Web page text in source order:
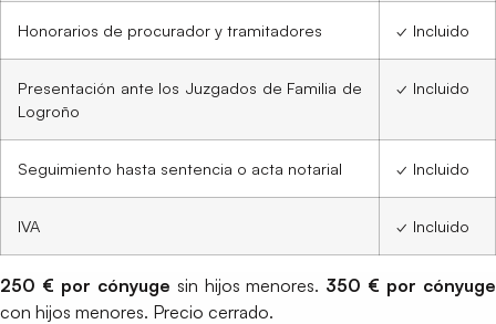
Honorarios de procurador y tramitadores ✓ Incluido
Presentación ante los Juzgados de Familia de
Logroño
✓ Incluido
Seguimiento hasta sentencia o acta notarial ✓ Incluido
IVA ✓ Incluido
250 € por cónyuge sin hijos menores. 350 € por cónyuge
con hijos menores. Precio cerrado.